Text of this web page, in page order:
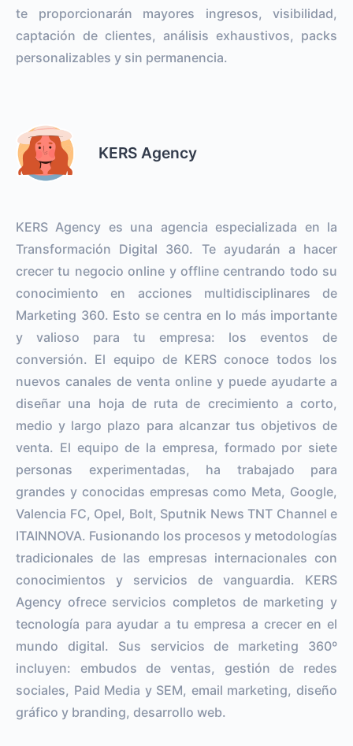
te proporcionarán mayores ingresos, visibilidad,
captación de clientes, análisis exhaustivos, packs
personalizables y sin permanencia.
KERS Agency
KERS Agency es una agencia especializada en la
Transformación Digital 360. Te ayudarán a hacer
crecer tu negocio online y offline centrando todo su
conocimiento en acciones multidisciplinares de
Marketing 360. Esto se centra en lo más importante
y valioso para tu empresa: los eventos de
conversión. El equipo de KERS conoce todos los
nuevos canales de venta online y puede ayudarte a
diseñar una hoja de ruta de crecimiento a corto,
medio y largo plazo para alcanzar tus objetivos de
venta. El equipo de la empresa, formado por siete
personas experimentadas, ha trabajado para
grandes y conocidas empresas como Meta, Google,
Valencia FC, Opel, Bolt, Sputnik News TNT Channel e
ITAINNOVA. Fusionando los procesos y metodologías
tradicionales de las empresas internacionales con
conocimientos y servicios de vanguardia. KERS
Agency ofrece servicios completos de marketing y
tecnología para ayudar a tu empresa a crecer en el
mundo digital. Sus servicios de marketing 360º
incluyen: embudos de ventas, gestión de redes
sociales, Paid Media y SEM, email marketing, diseño
gráfico y branding, desarrollo web.